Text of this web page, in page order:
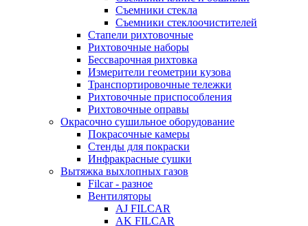
Съемники стекла
Съемники стеклоочистителей
Стапели рихтовочные
Рихтовочные наборы
Бессварочная рихтовка
Измерители геометрии кузова
Транспортировочные тележки
Рихтовочные приспособления
Рихтовочные оправы
Окрасочно сушильное оборудование
Покрасочные камеры
Стенды для покраски
Инфракрасные сушки
Вытяжка выхлопных газов
Filcar - разное
Вентиляторы
AJ FILCAR
AK FILCAR